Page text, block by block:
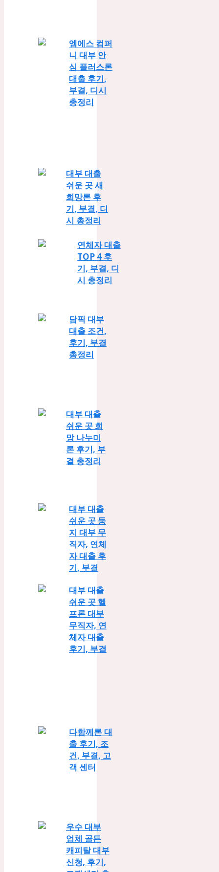
엠에스 컴퍼
니 대부 안
심 플러스론
대출 후기,
부결, 디시
총정리
대부 대출
쉬운 곳 새
희망론 후
기, 부결, 디
시 총정리
연체자 대출
TOP 4 후
기, 부결, 디
시 총정리
담픽 대부
대출 조건,
후기, 부결
총정리
대부 대출
쉬운 곳 희
망 나누미
론 후기, 부
결 총정리
대부 대출
쉬운 곳 둥
지 대부 무
직자, 연체
자 대출 후
기, 부결
대부 대출
쉬운 곳 헬
프론 대부
무직자, 연
체자 대출
후기, 부결
다함께론 대
출 후기, 조
건, 부결, 고
객 센터
우수 대부
업체 골든
캐피탈 대부
신청, 후기,